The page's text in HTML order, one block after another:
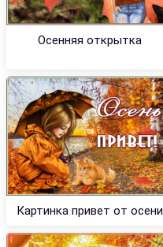
Осенняя открытка
Картинка привет от осени